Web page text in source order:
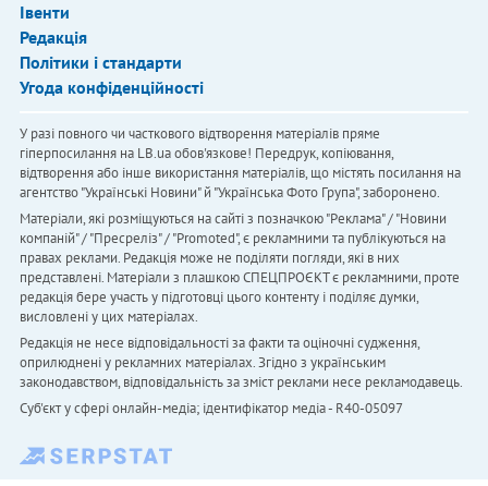
Івенти
Редакція
Політики і стандарти
Угода конфіденційності
У разі повного чи часткового відтворення матеріалів пряме
гіперпосилання на LB.ua обов'язкове! Передрук, копіювання,
відтворення або інше використання матеріалів, що містять посилання на
агентство "Українськi Новини" й "Українська Фото Група", заборонено.
Матеріали, які розміщуються на сайті з позначкою "Реклама" / "Новини
компаній" / "Пресреліз" / "Promoted", є рекламними та публікуються на
правах реклами. Редакція може не поділяти погляди, які в них
представлені. Матеріали з плашкою СПЕЦПРОЄКТ є рекламними, проте
редакція бере участь у підготовці цього контенту і поділяє думки,
висловлені у цих матеріалах.
Редакція не несе відповідальності за факти та оціночні судження,
оприлюднені у рекламних матеріалах. Згідно з українським
законодавством, відповідальність за зміст реклами несе рекламодавець.
Cуб'єкт у сфері онлайн-медіа; ідентифікатор медіа - R40-05097